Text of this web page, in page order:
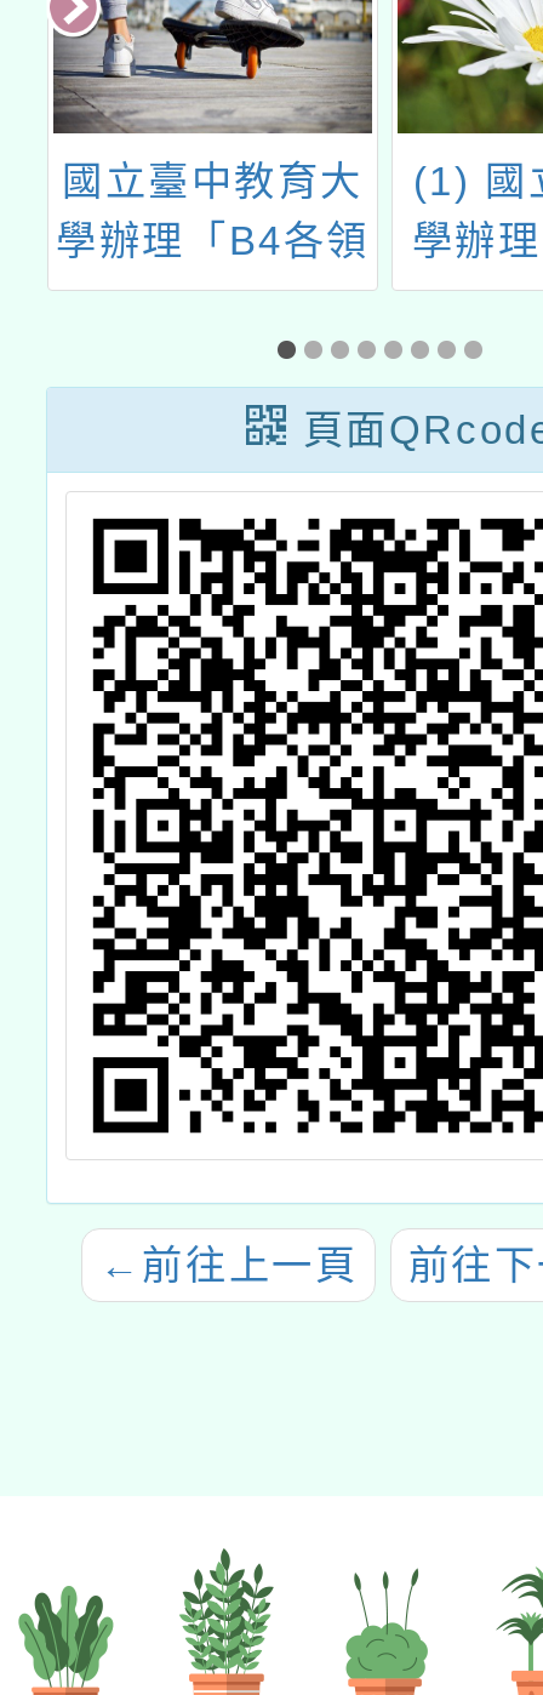
國立臺中教育大
學辦理「B4各領
域/科目、議題數
位教學工作坊-數
學」研習
(1) 國
學辦
年度
小學
身教
書計
果
頁面
← 前往上一頁 前往